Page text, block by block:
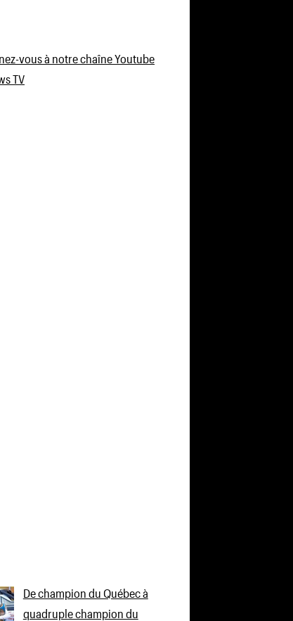
De champion du Québec à
quadruple champion du